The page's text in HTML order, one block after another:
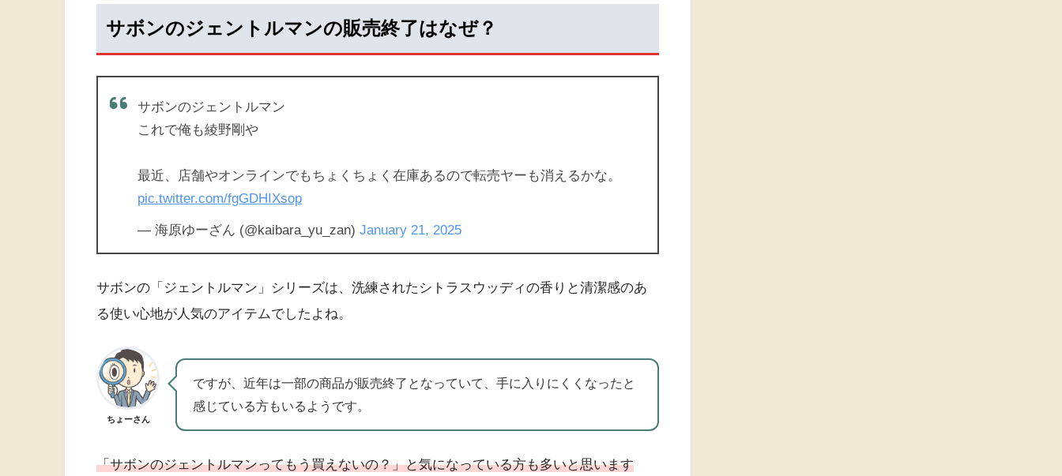
サボンのジェントルマンの販売終了はなぜ？
サボンのジェントルマン
これで俺も綾野剛や
最近、店舗やオンラインでもちょくちょく在庫あるので転売ヤーも消えるかな。
pic.twitter.com/fgGDHIXsop
— 海原ゆーざん (@kaibara_yu_zan) January 21, 2025
サボンの「ジェントルマン」シリーズは、洗練されたシトラスウッディの香りと清潔感のあ
る使い心地が人気のアイテムでしたよね。
ちょーさん
ですが、近年は一部の商品が販売終了となっていて、手に入りにくくなったと
感じている方もいるようです。
「サボンのジェントルマンってもう買えないの？」と気になっている方も多いと思います